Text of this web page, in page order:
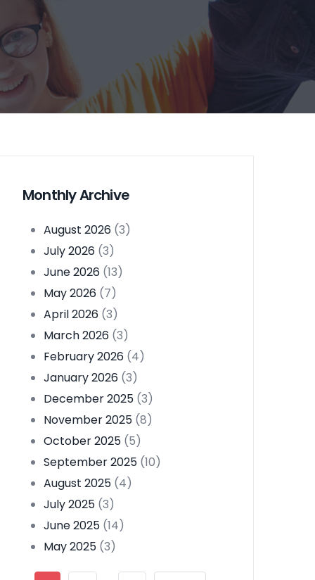
Monthly Archive
August 2026 (3)
July 2026 (3)
June 2026 (13)
May 2026 (7)
April 2026 (3)
March 2026 (3)
February 2026 (4)
January 2026 (3)
December 2025 (3)
November 2025 (8)
October 2025 (5)
September 2025 (10)
August 2025 (4)
July 2025 (3)
June 2025 (14)
May 2025 (3)
Pagination